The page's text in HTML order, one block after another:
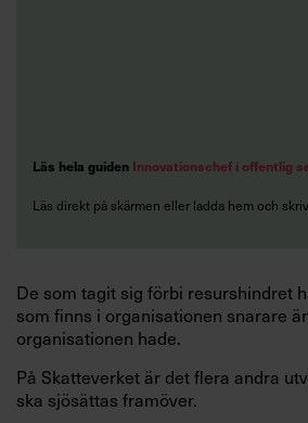
Läs hela guiden Innovationschef i offentlig
Läs direkt på skärmen eller ladda hem och
De som tagit sig förbi resurshindret
som finns i organi­sationen snarare
organisationen hade.
På Skatteverket är det flera andra
ska sjösättas framöver.